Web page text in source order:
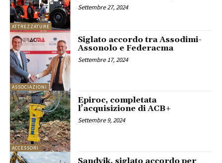
ATTREZZATURE
Settembre 27, 2024
ASSOCIAZIONI
Siglato accordo tra Assodimi-
Assonolo e Federacma
Settembre 17, 2024
ACCESSORI
Epiroc, completata
l’acquisizione di ACB+
Settembre 9, 2024
Sandvik, siglato accordo per